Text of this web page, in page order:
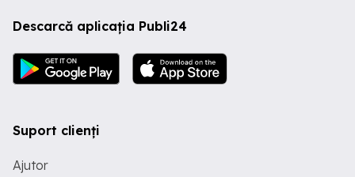
Descarcă aplicația Publi24
Suport clienți
Ajutor